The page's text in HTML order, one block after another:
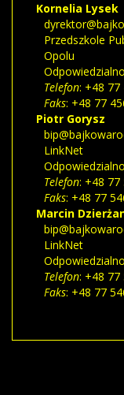
Kornelia Lysek
Przedszkole
Opolu
Telefon: +48 77
Faks: +48 77
Piotr Gorysz
LinkNet
Telefon: +48 77
Faks: +48 77
Marcin
LinkNet
Telefon: +48 77
Faks: +48 77